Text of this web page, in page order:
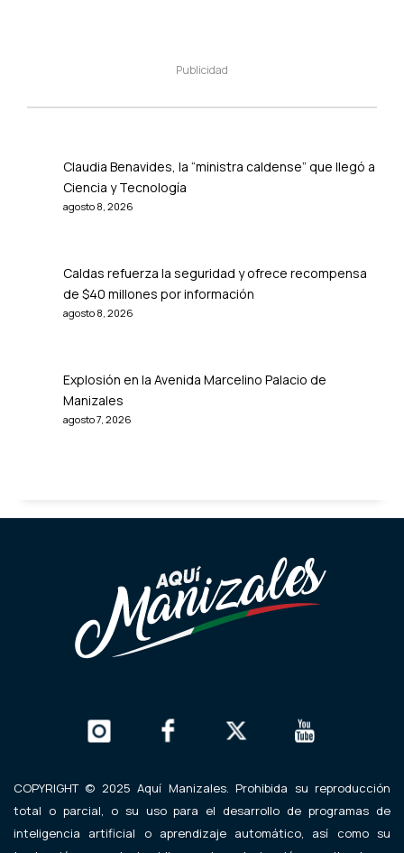
Publicidad
Claudia Benavides, la “ministra caldense” que llegó a
Ciencia y Tecnología
agosto 8, 2026
Caldas refuerza la seguridad y ofrece recompensa
de $40 millones por información
agosto 8, 2026
Explosión en la Avenida Marcelino Palacio de
Manizales
agosto 7, 2026
COPYRIGHT © 2025 Aquí Manizales. Prohibida su reproducción
total o parcial, o su uso para el desarrollo de programas de
inteligencia artificial o aprendizaje automático, así como su